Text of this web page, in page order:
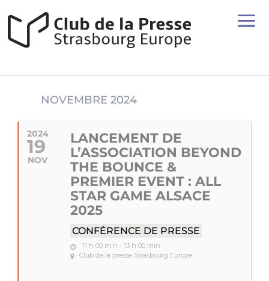
NOVEMBRE 2024
2024
19
NOV
LANCEMENT DE
L’ASSOCIATION BEYOND
THE BOUNCE &
PREMIER EVENT : ALL
STAR GAME ALSACE
2025
CONFÉRENCE DE PRESSE
11 h 00 min - 13 h 00 min
Club de la presse Strasbourg Europe